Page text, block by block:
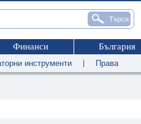
Финанси България
инструменти Права